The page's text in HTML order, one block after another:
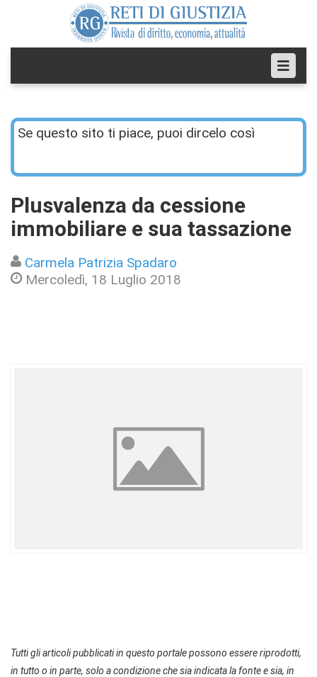
Se questo sito ti piace, puoi dircelo così
Plusvalenza da cessione
immobiliare e sua tassazione
Carmela Patrizia Spadaro
Mercoledì, 18 Luglio 2018
Tutti gli articoli pubblicati in questo portale possono essere riprodotti,
in tutto o in parte, solo a condizione che sia indicata la fonte e sia, in